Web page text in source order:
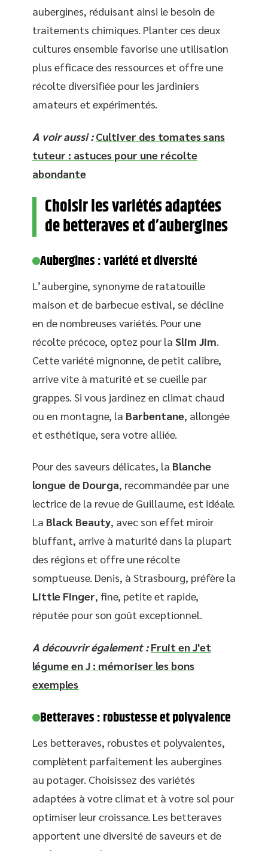
aubergines, réduisant ainsi le besoin de
traitements chimiques. Planter ces deux
cultures ensemble favorise une utilisation
plus efficace des ressources et offre une
récolte diversifiée pour les jardiniers
amateurs et expérimentés.
A voir aussi : Cultiver des tomates sans
tuteur : astuces pour une récolte
abondante
Choisir les variétés adaptées
de betteraves et d’aubergines
Aubergines : variété et diversité
L’aubergine, synonyme de ratatouille
maison et de barbecue estival, se décline
en de nombreuses variétés. Pour une
récolte précoce, optez pour la Slim Jim
Cette variété mignonne, de petit calibre,
arrive vite à maturité et se cueille par
grappes. Si vous jardinez en climat chaud
ou en montagne, la Barbentane, allongée
et esthétique, sera votre alliée.
Pour des saveurs délicates, la Blanche
longue de Dourga, recommandée par une
lectrice de la revue de Guillaume, est idéale.
La Black Beauty, avec son effet miroir
bluffant, arrive à maturité dans la plupart
des régions et offre une récolte
somptueuse. Denis, à Strasbourg, préfère la
Little Finger, fine, petite et rapide,
réputée pour son goût exceptionnel.
A découvrir également : Fruit en J'et
légume en J : mémoriser les bons
exemples
Betteraves : robustesse et polyvalence
Les betteraves, robustes et polyvalentes,
complètent parfaitement les aubergines
au potager. Choisissez des variétés
adaptées à votre climat et à votre sol pour
optimiser leur croissance. Les betteraves
apportent une diversité de saveurs et de